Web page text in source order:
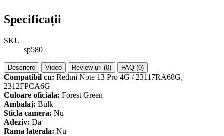
Specificații
SKU
sp580
Descriere Video Review-uri (0) FAQ (0)
Compatibil cu: Redmi Note 13 Pro 4G / 23117RA68G,
2312FPCA6G
Culoare oficiala: Forest Green
Ambalaj: Bulk
Sticla camera: Nu
Adeziv: Da
Rama laterala: Nu